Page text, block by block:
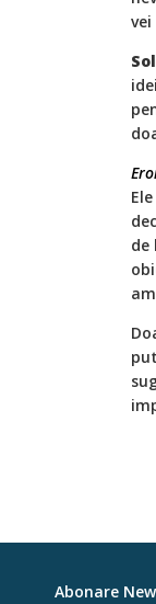
de
Abonare